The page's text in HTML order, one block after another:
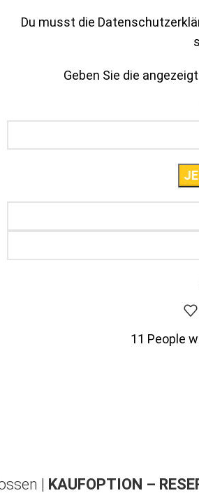
Du musst die
Geben Sie die
11 People
| KAUFOPTION –